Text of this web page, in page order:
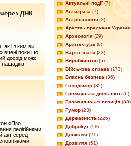
ДНК
як і з ким ви
вчені поки що
досвід може
«Про
релігійними
акт серед
Актуальні події(7)
Антикриза (7)
Антропологія(3)
Аратта - прадавня Україна
Археологія (29)
Архітектура (6)
Варто знати (23)
Виробництво (5)
Військова справа (173)
Власна безпека (36)
Голодомор (35)
Громадська діяльність (6)
Громадянська позиція (83)
Гумор (23)
Державність (226)
Добробут (58)
Довкілля (21)
Дозвілля (51)